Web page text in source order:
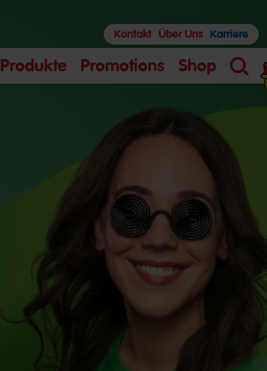
Produkte Promotions Shop
Suche
Kontakt Über Uns Karriere